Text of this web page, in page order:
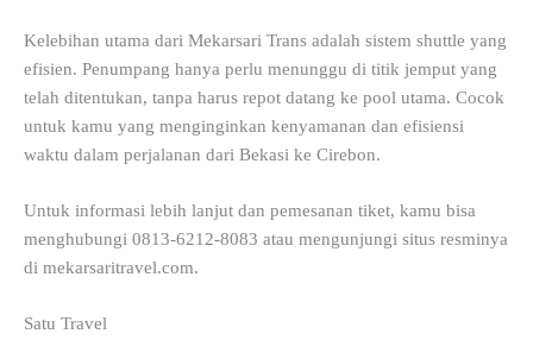
Kelebihan utama dari Mekarsari Trans adalah sistem shuttle yang
efisien. Penumpang hanya perlu menunggu di titik jemput yang
telah ditentukan, tanpa harus repot datang ke pool utama. Cocok
untuk kamu yang menginginkan kenyamanan dan efisiensi
waktu dalam perjalanan dari Bekasi ke Cirebon.
Untuk informasi lebih lanjut dan pemesanan tiket, kamu bisa
menghubungi 0813-6212-8083 atau mengunjungi situs resminya
di mekarsaritravel.com.
Satu Travel